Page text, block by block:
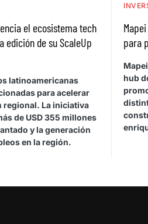
el ecosistema tech
edición de su ScaleUp
latinoamericanas
para acelerar
regional. La iniciativa
de USD 355 millones
y la generación
en la región.
para
hub